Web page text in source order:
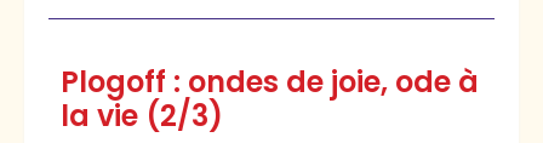
Plogoff : ondes de joie, ode à
la vie (2/3)